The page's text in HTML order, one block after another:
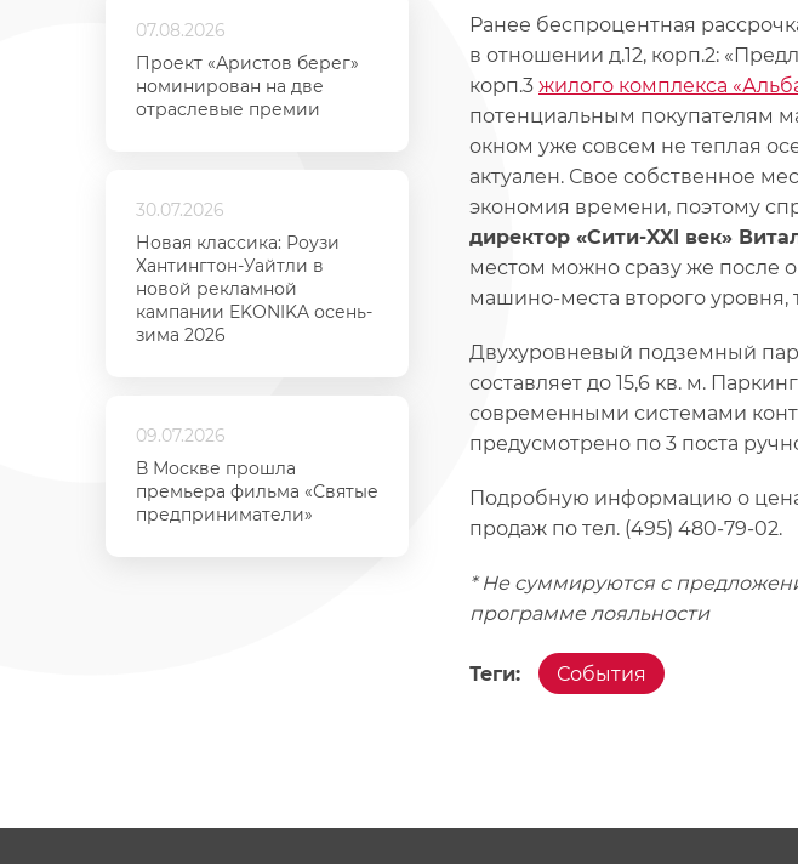
07.08.2026
Проект «Аристов берег»
номинирован на две
отраслевые премии
30.07.2026
Новая классика: Роузи
Хантингтон-Уайтли в
новой рекламной
кампании EKONIKA осень-
зима 2026
09.07.2026
В Москве прошла
премьера фильма «Святые
предприниматели»
Ранее беспроцентная
в отношении д.12, корп.2:
корп.3 жилого комплекса
потенциальным покупателям
окном уже совсем не теплая
актуален. Свое собственное
экономия времени, поэтому
директор «Сити-XXI век»
местом можно сразу же после
машино-места второго уровня,
Двухуровневый подземный
составляет до 15,6 кв. м.
современными системами
предусмотрено по 3 поста
Подробную информацию о
продаж по тел. (495) 480-79-02.
* Не суммируются с
программе лояльности
Теги: События